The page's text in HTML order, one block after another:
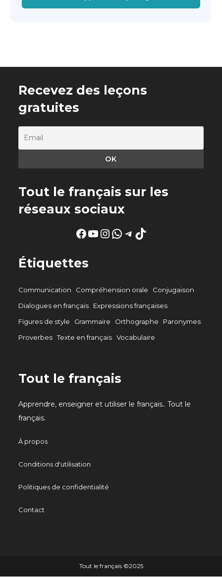
Recevez des leçons
gratuites
Tout le français sur les
réseaux sociaux
Facebook
YouTube
Instagram
WhatsApp
Telegram
TikTok
Étiquettes
Communication Compréhension orale
Conjugaison
Dialogues en français
Expressions françaises
Figures de style
Grammaire Orthographe
Paronymes
Proverbes Texte en français Vocabulaire
Tout le français
Apprendre, enseigner et utiliser le français.. Tout le
français.
À propos
Conditions d'utilisation
Politiques de confidentialité
Contact
Tout le français ©️2025